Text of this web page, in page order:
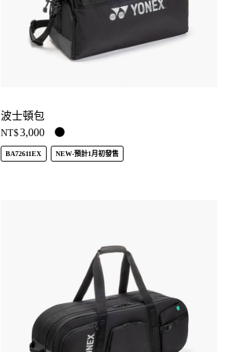
波士頓包
NT$3,000
BA72611EX NEW-預計1月初發售